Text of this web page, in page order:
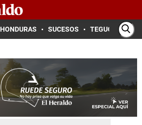
HONDURAS SUCESOS TEGUCIGALPA